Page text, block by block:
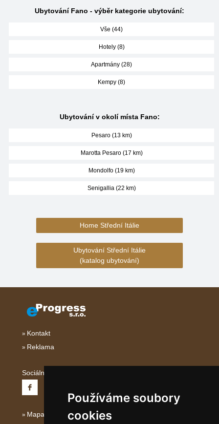
Používáme soubory
cookies
Ubytování Fano - výběr kategorie ubytování:
Vše (44)
Hotely (8)
Apartmány (28)
Kempy (8)
Ubytování v okolí místa Fano:
Pesaro (13 km)
Marotta Pesaro (17 km)
Mondolfo (19 km)
Senigallia (22 km)
Home Střední Itálie
Ubytování Střední Itálie
(katalog ubytování)
Kontakt
Reklama
Sociální sítě:
Mapa serveru Střední Itálie